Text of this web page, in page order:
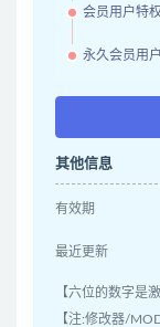
会员用户特权
永久会员用
其他信息
有效期
最近更新
【六位的数字是
【注:修改器/